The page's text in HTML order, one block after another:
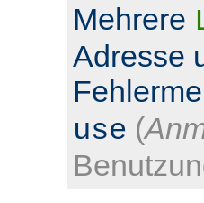
Mehrere
Adresse
use (